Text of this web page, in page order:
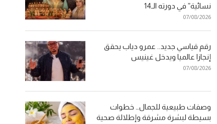
نسائية” في دورته الـ14
07/08/2026
رقم قياسي جديد.. عمرو دياب يحقق
إنجازا عالميا ويدخل غينيس
07/08/2026
وصفات طبيعية للجمال… خطوات
بسيطة لبشرة مشرقة وإطلالة صحية